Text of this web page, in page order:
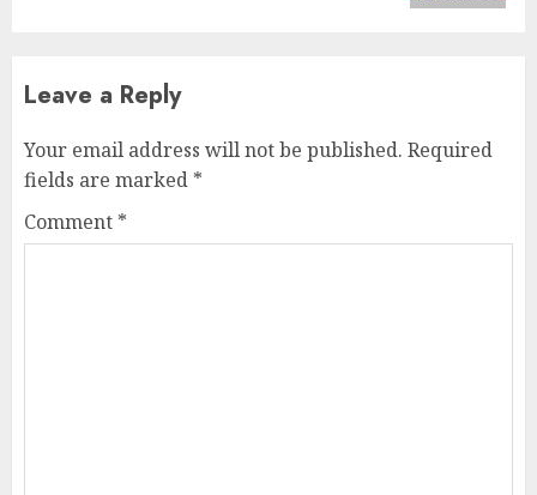
Leave a Reply
Your email address will not be published. Required
fields are marked *
Comment *